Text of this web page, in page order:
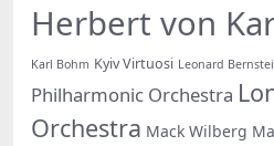
Herbert von
Karl Bohm Kyiv Virtuosi Leonard
Philharmonic Orchestra
Orchestra Mack Wilberg